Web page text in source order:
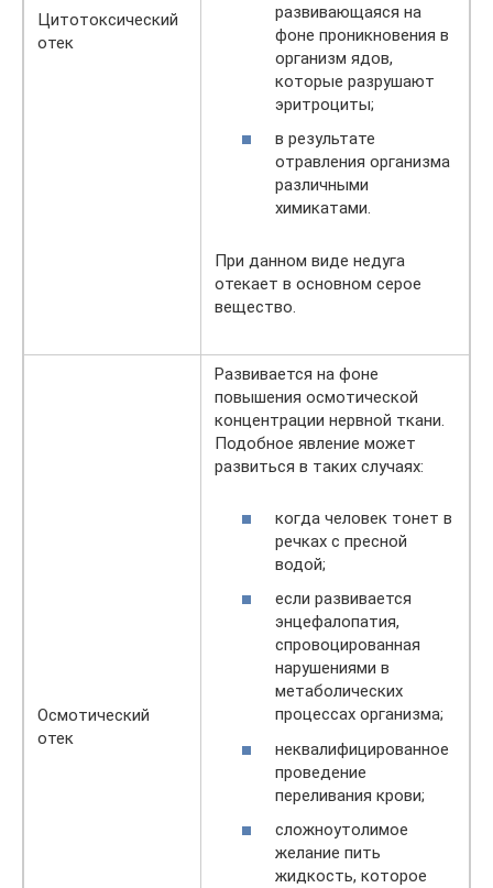
Цитотоксический
отек
развивающаяся на
фоне проникновения в
организм ядов,
которые разрушают
эритроциты;
в результате
отравления организма
различными
химикатами.
При данном виде недуга
отекает в основном серое
вещество.
Осмотический
отек
Развивается на фоне
повышения осмотической
концентрации нервной ткани.
Подобное явление может
развиться в таких случаях:
когда человек тонет в
речках с пресной
водой;
если развивается
энцефалопатия,
спровоцированная
нарушениями в
метаболических
процессах организма;
неквалифицированное
проведение
переливания крови;
сложноутолимое
желание пить
жидкость, которое